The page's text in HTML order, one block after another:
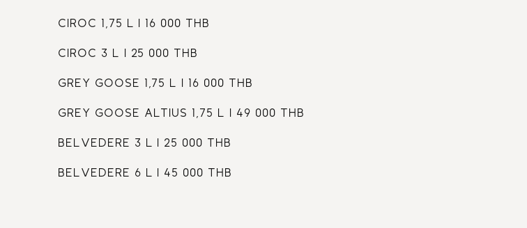
CIROC 1,75 L I 16 000 THB
CIROC 3 L I 25 000 THB
GREY GOOSE 1,75 L I 16 000 THB
GREY GOOSE ALTIUS 1,75 L I 49 000 THB
BELVEDERE 3 L I 25 000 THB
BELVEDERE 6 L I 45 000 THB